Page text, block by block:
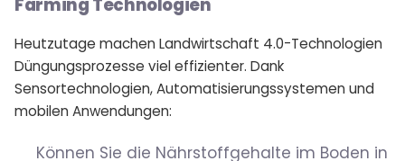
Farming Technologien
Heutzutage machen Landwirtschaft 4.0-Technologien
Düngungsprozesse viel effizienter. Dank
Sensortechnologien, Automatisierungssystemen und
mobilen Anwendungen:
Können Sie die Nährstoffgehalte im Boden in